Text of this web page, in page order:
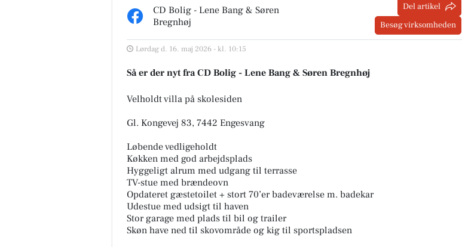
CD Bolig - Lene Bang & Søren
Bregnhøj
Del artikel
Besøg virksomheden
Lørdag d. 16. maj 2026 - kl. 10:15
Så er der nyt fra CD Bolig - Lene Bang & Søren Bregnhøj
Velholdt villa på skolesiden
Gl. Kongevej 83, 7442 Engesvang
Løbende vedligeholdt
Køkken med god arbejdsplads
Hyggeligt alrum med udgang til terrasse
TV-stue med brændeovn
Opdateret gæstetoilet + stort 70’er badeværelse m. badekar
Udestue med udsigt til haven
Stor garage med plads til bil og trailer
Skøn have ned til skovområde og kig til sportspladsen